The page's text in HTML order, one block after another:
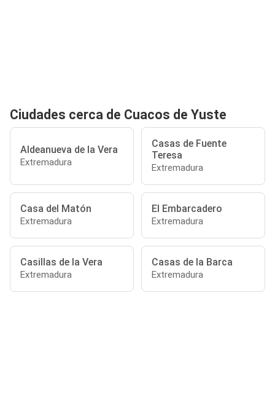
Ciudades cerca de Cuacos de Yuste
Aldeanueva de la Vera
Extremadura
Casas de Fuente
Teresa
Extremadura
Casa del Matón
Extremadura
El Embarcadero
Extremadura
Casillas de la Vera
Extremadura
Casas de la Barca
Extremadura